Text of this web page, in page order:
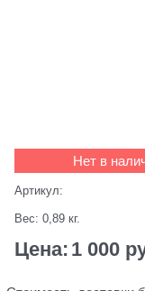
Нет в
Артикул:
Вес: 0,89 кг.
Цена: 1 000